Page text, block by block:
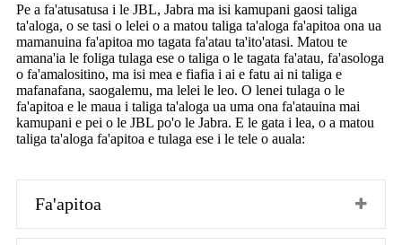
Pe a fa'atusatusa i le JBL, Jabra ma isi kamupani gaosi taliga
ta'aloga, o se tasi o lelei o a matou taliga ta'aloga fa'apitoa ona ua
mamanuina fa'apitoa mo tagata fa'atau ta'ito'atasi. Matou te
amana'ia le foliga tulaga ese o taliga o le tagata fa'atau, fa'asologa
o fa'amalositino, ma isi mea e fiafia i ai e fatu ai ni taliga e
mafanafana, saogalemu, ma lelei le leo. O lenei tulaga o le
fa'apitoa e le maua i taliga ta'aloga ua uma ona fa'atauina mai
kamupani e pei o le JBL po'o le Jabra. E le gata i lea, o a matou
taliga ta'aloga fa'apitoa e tulaga ese i le tele o auala:
Fa'apitoa